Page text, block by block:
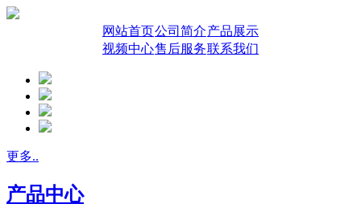
网站首页公司简介产品展示
视频中心售后服务联系我们
更多..
产品中心